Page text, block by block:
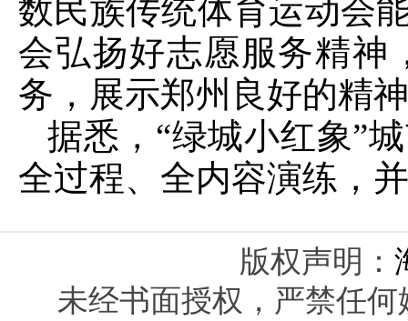
数民族传统体育运动会
会弘扬好志愿服务精神
务，展示郑州良好的精
据悉，“绿城小红象”
全过程、全内容演练，
版权声明：
未经书面授权，严禁任